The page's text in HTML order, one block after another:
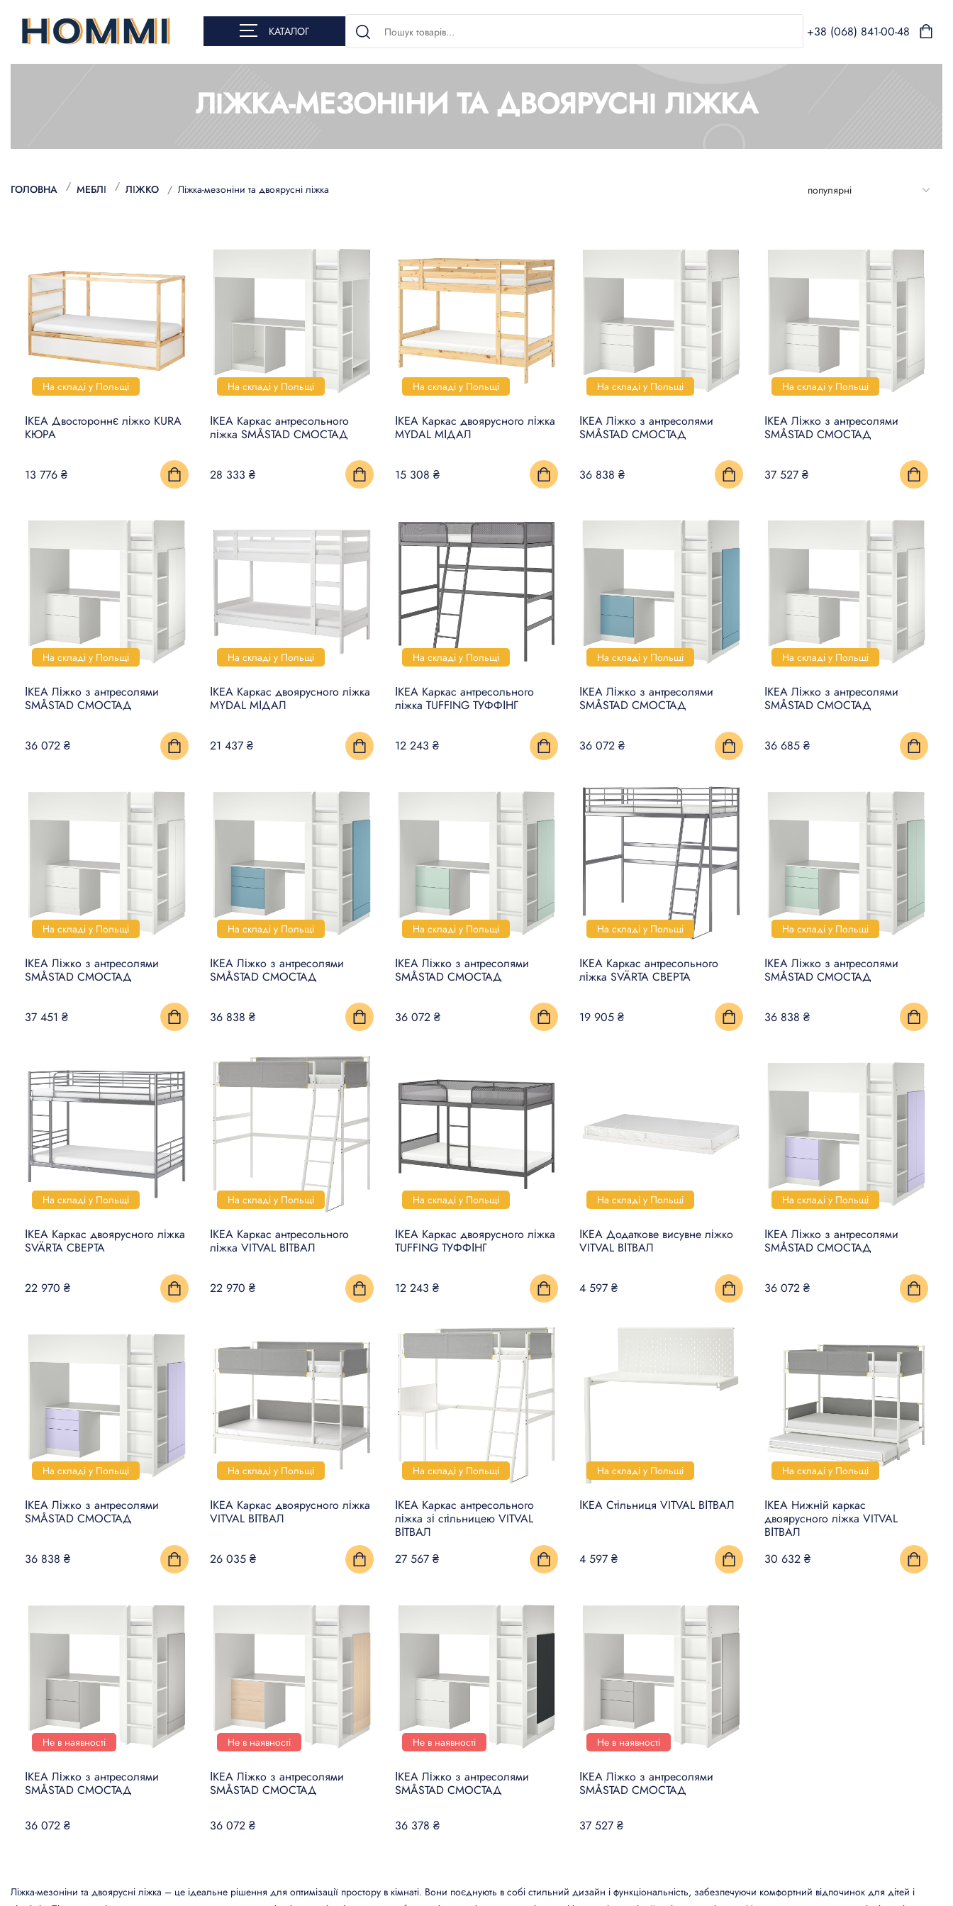
КАТАЛОГ +38 (068) 841-00-48
ЛІЖКА-МЕЗОНІНИ ТА ДВОЯРУСНІ ЛІЖКА
ГОЛОВНА МЕБЛІ ЛІЖКО Ліжка-мезоніни та двоярусні ліжка
На складі у Польщі
ІКЕА Двостороннє ліжко KURA
КЮРА
13 776 ₴
На складі у Польщі
ІКЕА Каркас антресольного
ліжка SMÅSTAD СМОСТАД
28 333 ₴
На складі у Польщі
ІКЕА Каркас двоярусного ліжка
MYDAL МІДАЛ
15 308 ₴
На складі у Польщі
ІКЕА Ліжко з антресолями
SMÅSTAD СМОСТАД
36 838 ₴
На складі у Польщі
ІКЕА Ліжко з антресолями
SMÅSTAD СМОСТАД
37 527 ₴
На складі у Польщі
ІКЕА Ліжко з антресолями
SMÅSTAD СМОСТАД
36 072 ₴
На складі у Польщі
ІКЕА Каркас двоярусного ліжка
MYDAL МІДАЛ
21 437 ₴
На складі у Польщі
ІКЕА Каркас антресольного
ліжка TUFFING ТУФФІНГ
12 243 ₴
На складі у Польщі
ІКЕА Ліжко з антресолями
SMÅSTAD СМОСТАД
36 072 ₴
На складі у Польщі
ІКЕА Ліжко з антресолями
SMÅSTAD СМОСТАД
36 685 ₴
На складі у Польщі
ІКЕА Ліжко з антресолями
SMÅSTAD СМОСТАД
37 451 ₴
На складі у Польщі
ІКЕА Ліжко з антресолями
SMÅSTAD СМОСТАД
36 838 ₴
На складі у Польщі
ІКЕА Ліжко з антресолями
SMÅSTAD СМОСТАД
36 072 ₴
На складі у Польщі
ІКЕА Каркас антресольного
ліжка SVÄRTA СВЕРТА
19 905 ₴
На складі у Польщі
ІКЕА Ліжко з антресолями
SMÅSTAD СМОСТАД
36 838 ₴
На складі у Польщі
ІКЕА Каркас двоярусного ліжка
SVÄRTA СВЕРТА
22 970 ₴
На складі у Польщі
ІКЕА Каркас антресольного
ліжка VITVAL ВІТВАЛ
22 970 ₴
На складі у Польщі
ІКЕА Каркас двоярусного ліжка
TUFFING ТУФФІНГ
12 243 ₴
На складі у Польщі
ІКЕА Додаткове висувне ліжко
VITVAL ВІТВАЛ
4 597 ₴
На складі у Польщі
ІКЕА Ліжко з антресолями
SMÅSTAD СМОСТАД
36 072 ₴
На складі у Польщі
ІКЕА Ліжко з антресолями
SMÅSTAD СМОСТАД
36 838 ₴
На складі у Польщі
ІКЕА Каркас двоярусного ліжка
VITVAL ВІТВАЛ
26 035 ₴
На складі у Польщі
ІКЕА Каркас антресольного
ліжка зі стільницею VITVAL
ВІТВАЛ
27 567 ₴
На складі у Польщі
ІКЕА Стільниця VITVAL ВІТВАЛ
4 597 ₴
На складі у Польщі
ІКЕА Нижній каркас
двоярусного ліжка VITVAL
ВІТВАЛ
30 632 ₴
Не в наявності
ІКЕА Ліжко з антресолями
SMÅSTAD СМОСТАД
36 072 ₴
Не в наявності
ІКЕА Ліжко з антресолями
SMÅSTAD СМОСТАД
36 072 ₴
Не в наявності
ІКЕА Ліжко з антресолями
SMÅSTAD СМОСТАД
36 378 ₴
Не в наявності
ІКЕА Ліжко з антресолями
SMÅSTAD СМОСТАД
37 527 ₴
Ліжка-мезоніни та двоярусні ліжка – це ідеальне рішення для оптимізації простору в кімнаті. Вони поєднують в собі стильний дизайн і функціональність, забезпечуючи комфортний відпочинок для дітей і